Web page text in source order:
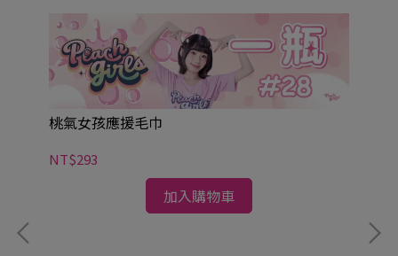
桃氣女孩應援毛巾
NT$293
加入購物車